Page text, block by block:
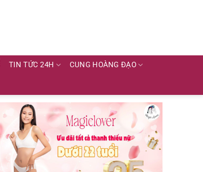
TIN TỨC 24H CUNG HOÀNG ĐẠO